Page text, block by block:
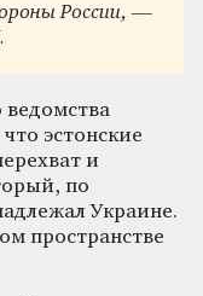
России, —
ведомства
эстонские
и
по
Украине.
пространстве